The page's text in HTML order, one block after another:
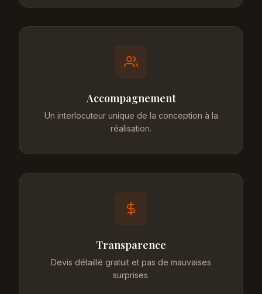
Accompagnement
Un interlocuteur unique de la conception à la
réalisation.
Transparence
Devis détaillé gratuit et pas de mauvaises
surprises.